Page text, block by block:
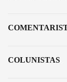
COLUNISTAS